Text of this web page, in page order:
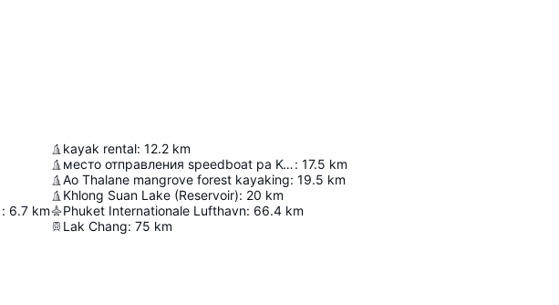
: 6.7 km
kayak rental: 12.2 km
место отправления speedboat ра Ko Pong: 17.5 km
Ao Thalane mangrove forest kayaking: 19.5 km
Khlong Suan Lake (Reservoir): 20 km
Phuket Internationale Lufthavn: 66.4 km
Lak Chang: 75 km